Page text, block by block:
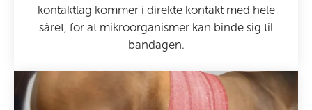
kontaktlag kommer i direkte kontakt med hele
såret, for at mikroorganismer kan binde sig til
bandagen.